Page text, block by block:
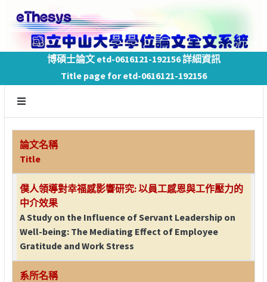
博碩士論文 etd-0616121-192156 詳細資訊
Title page for etd-0616121-192156
論文名稱
Title
僕人領導對幸福感影響研究: 以員工感恩與工作壓力的
中介效果
A Study on the Influence of Servant Leadership on
Well-being: The Mediating Effect of Employee
Gratitude and Work Stress
系所名稱